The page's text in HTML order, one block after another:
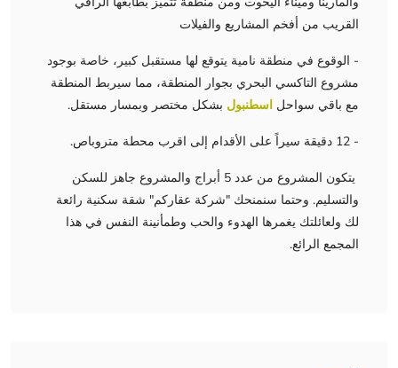
القريب من أفخم المشاريع والفيلات
- الوقوع في منطقة نامية يتوقع لها مستقبل كبير، خاصة بوجود
مشروع التاكسي البحري بجوار المنطقة، مما سيربط المنطقة
مع باقي سواحل اسطنبول بشكل مختصر وبمسار مستقل.
- 12 دقيقة سيراً على الأقدام إلى اقرب محطة متروباص.
يتكون المشروع من عدد 5 أبراج والمشروع جاهز للسكن
والتسليم. وحتما سنمنحك "شركة عقاركم" شقة سكنية رائعة
لك ولعائلتك يغمرها الهدوء والحب وطمأنينة النفس في هذا
المجمع الرائع.